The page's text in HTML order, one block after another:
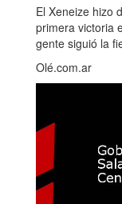
El Xeneize hizo
primera victoria
gente siguió la
Olé.com.ar